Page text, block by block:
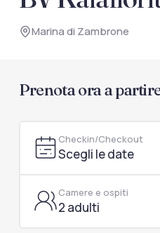
documenti di viaggio.
Accedi /
Marina di Zambrone
Prenota ora a
Checkin/Checkout
Scegli le date
Camere e ospiti
2 adulti